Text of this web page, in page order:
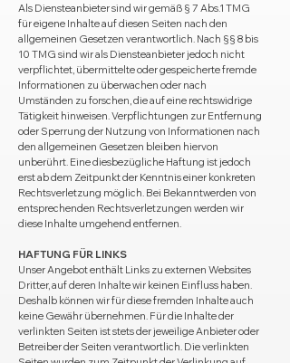
Als Diensteanbieter sind wir gemäß § 7 Abs.1 TMG
für eigene Inhalte auf diesen Seiten nach den
allgemeinen Gesetzen verantwortlich. Nach §§ 8 bis
10 TMG sind wir als Diensteanbieter jedoch nicht
verpflichtet, übermittelte oder gespeicherte fremde
Informationen zu überwachen oder nach
Umständen zu forschen, die auf eine rechtswidrige
Tätigkeit hinweisen. Verpflichtungen zur Entfernung
oder Sperrung der Nutzung von Informationen nach
den allgemeinen Gesetzen bleiben hiervon
unberührt. Eine diesbezügliche Haftung ist jedoch
erst ab dem Zeitpunkt der Kenntnis einer konkreten
Rechtsverletzung möglich. Bei Bekanntwerden von
entsprechenden Rechtsverletzungen werden wir
diese Inhalte umgehend entfernen.
HAFTUNG FÜR LINKS
Unser Angebot enthält Links zu externen Websites
Dritter, auf deren Inhalte wir keinen Einfluss haben.
Deshalb können wir für diese fremden Inhalte auch
keine Gewähr übernehmen. Für die Inhalte der
verlinkten Seiten ist stets der jeweilige Anbieter oder
Betreiber der Seiten verantwortlich. Die verlinkten